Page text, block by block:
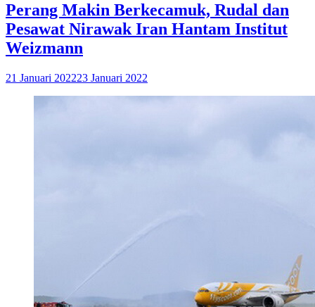
Perang Makin Berkecamuk, Rudal dan
Pesawat Nirawak Iran Hantam Institut
Weizmann
21 Januari 202223 Januari 2022